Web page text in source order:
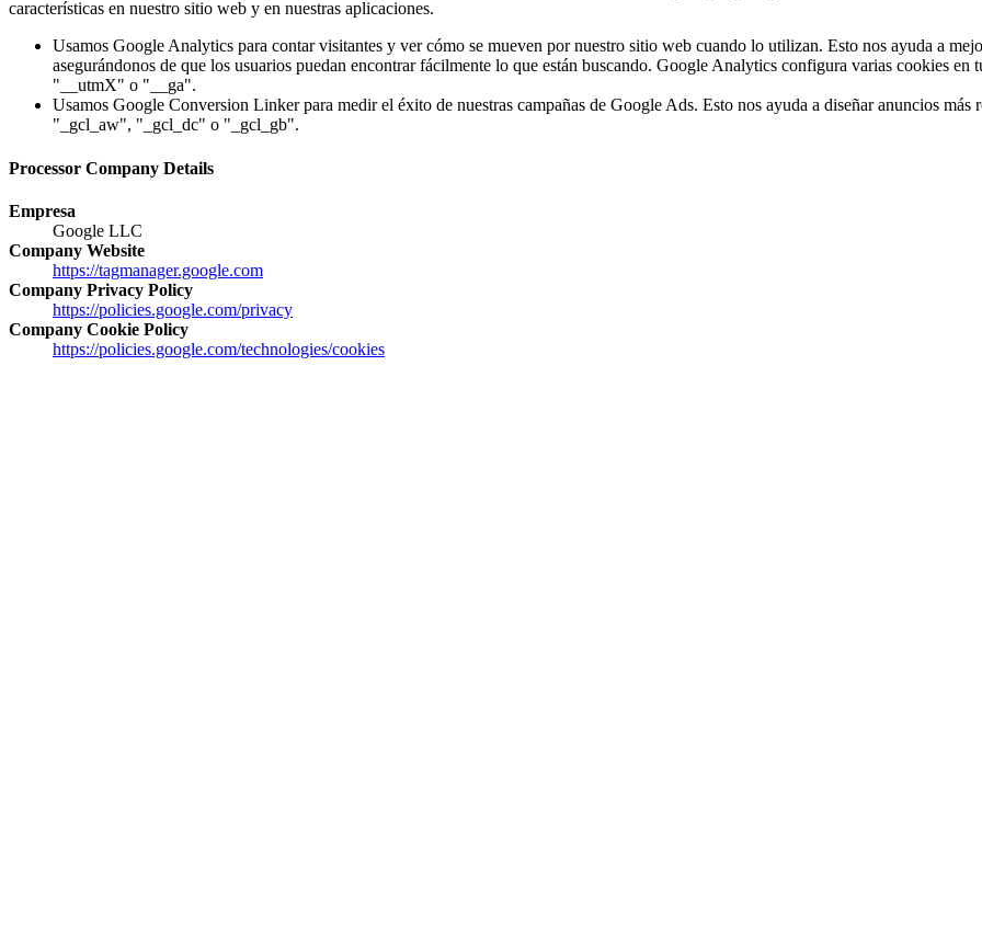
características en nuestro sitio web y en nuestras aplicaciones.
Usamos Google Analytics para contar visitantes y ver cómo se mueven por nuestro sitio web cuando lo utilizan. Esto nos ayuda a
asegurándonos de que los usuarios puedan encontrar fácilmente lo que están buscando. Google Analytics configura varias cookies
"__utmX" o "__ga".
Usamos Google Conversion Linker para medir el éxito de nuestras campañas de Google Ads. Esto nos ayuda a diseñar anuncios más
"_gcl_aw", "_gcl_dc" o "_gcl_gb".
Processor Company Details
Empresa
Google LLC
Company Website
https://tagmanager.google.com
Company Privacy Policy
https://policies.google.com/privacy
Company Cookie Policy
https://policies.google.com/technologies/cookies